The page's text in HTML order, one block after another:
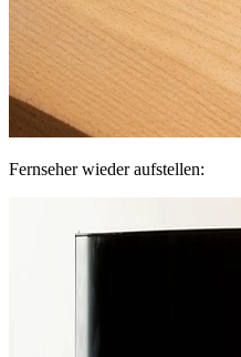
Fernseher wieder aufstellen: